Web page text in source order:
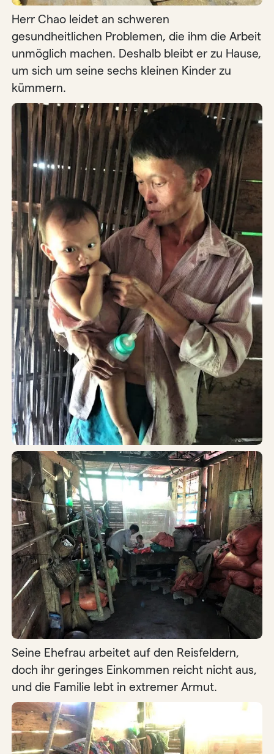
Herr Chao leidet an schweren
gesundheitlichen Problemen, die ihm die Arbeit
unmöglich machen. Deshalb bleibt er zu Hause,
um sich um seine sechs kleinen Kinder zu
kümmern.
Seine Ehefrau arbeitet auf den Reisfeldern,
doch ihr geringes Einkommen reicht nicht aus,
und die Familie lebt in extremer Armut.